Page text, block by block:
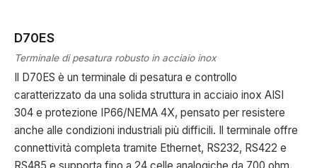
D70ES
Terminale di pesatura robusto in acciaio inox
Il D70ES è un terminale di pesatura e controllo
caratterizzato da una solida struttura in acciaio inox AISI
304 e protezione IP66/NEMA 4X, pensato per resistere
anche alle condizioni industriali più difficili. Il terminale offre
connettività completa tramite Ethernet, RS232, RS422 e